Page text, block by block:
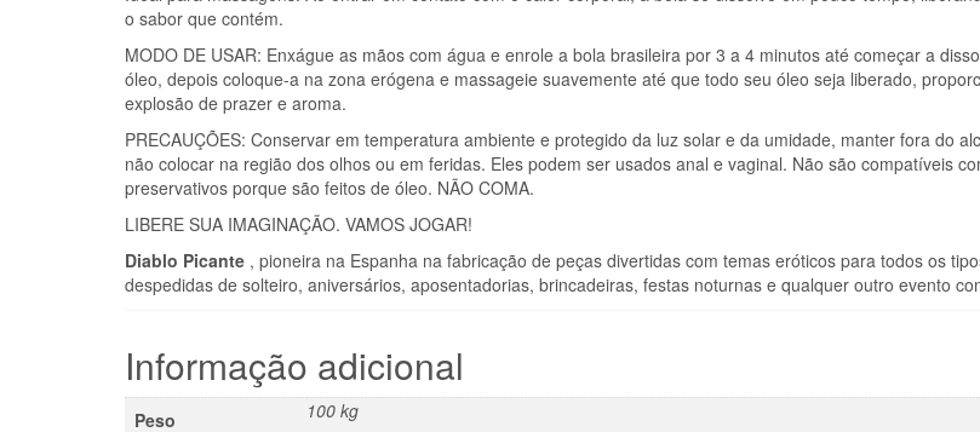
o sabor que contém.
MODO DE USAR: Enxágue as mãos com água e enrole a bola brasileira por 3 a 4 minutos até começar a
óleo, depois coloque-a na zona erógena e massageie suavemente até que todo seu óleo seja liberado,
explosão de prazer e aroma.
PRECAUÇÕES: Conservar em temperatura ambiente e protegido da luz solar e da umidade, manter fora do
não colocar na região dos olhos ou em feridas. Eles podem ser usados anal e vaginal. Não são compatíveis
preservativos porque são feitos de óleo. NÃO COMA.
LIBERE SUA IMAGINAÇÃO. VAMOS JOGAR!​
Diablo Picante , pioneira na Espanha na fabricação de peças divertidas com temas eróticos para todos os
despedidas de solteiro, aniversários, aposentadorias, brincadeiras, festas noturnas e qualquer outro evento
Informação adicional
Peso 100 kg